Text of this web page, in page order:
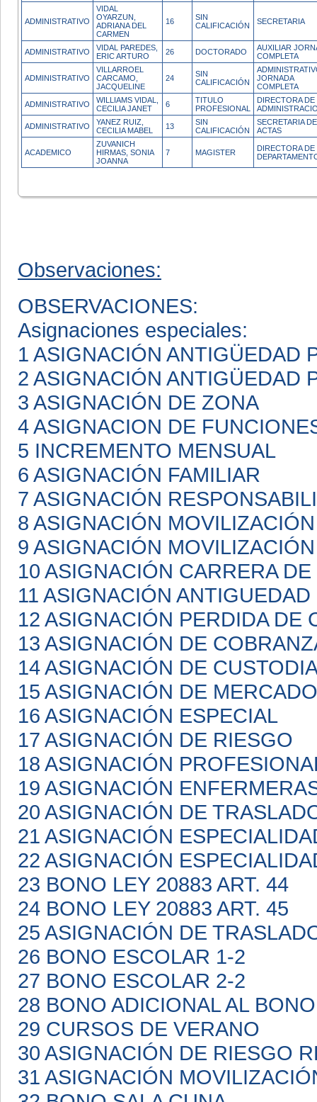
ADMINISTRATIVO
VIDAL
OYARZUN,
ADRIANA DEL
CARMEN
16
SIN
CALIFICACIÓN
SECRETARIA
ADMINISTRATIVO
VIDAL PAREDES,
ERIC ARTURO
26 DOCTORADO
AUXILIAR
COMPLETA
ADMINISTRATIVO
VILLARROEL
CARCAMO,
JACQUELINE
24
SIN
CALIFICACIÓN
JORNADA
COMPLETA
ADMINISTRATIVO
WILLIAMS VIDAL,
CECILIA JANET
6
TITULO
PROFESIONAL
DIRECTORA DE
ADMINISTRATIVO
YANEZ RUIZ,
CECILIA MABEL
13
SIN
CALIFICACIÓN
SECRETARIA DE
ACTAS
ACADEMICO
ZUVANICH
HIRMAS, SONIA
JOANNA
7 MAGISTER
DIRECTORA DE
Observaciones:
OBSERVACIONES:
Asignaciones especiales:
1 ASIGNACIÓN ANTIGÜEDAD
2 ASIGNACIÓN ANTIGÜEDAD
3 ASIGNACIÓN DE ZONA
4 ASIGNACION DE
5 INCREMENTO MENSUAL
6 ASIGNACIÓN FAMILIAR
7 ASIGNACIÓN
8 ASIGNACIÓN MOVILIZACIÓN
9 ASIGNACIÓN
10 ASIGNACIÓN CARRERA
11 ASIGNACIÓN
12 ASIGNACIÓN PERDIDA DE
13 ASIGNACIÓN DE
14 ASIGNACIÓN DE
15 ASIGNACIÓN DE MERCADO
16 ASIGNACIÓN ESPECIAL
17 ASIGNACIÓN DE RIESGO
18 ASIGNACIÓN
19 ASIGNACIÓN
20 ASIGNACIÓN DE
21 ASIGNACIÓN
22 ASIGNACIÓN
23 BONO LEY 20883 ART. 44
24 BONO LEY 20883 ART. 45
25 ASIGNACIÓN DE
26 BONO ESCOLAR 1-2
27 BONO ESCOLAR 2-2
28 BONO ADICIONAL AL
29 CURSOS DE VERANO
30 ASIGNACIÓN DE RIESGO
31 ASIGNACIÓN